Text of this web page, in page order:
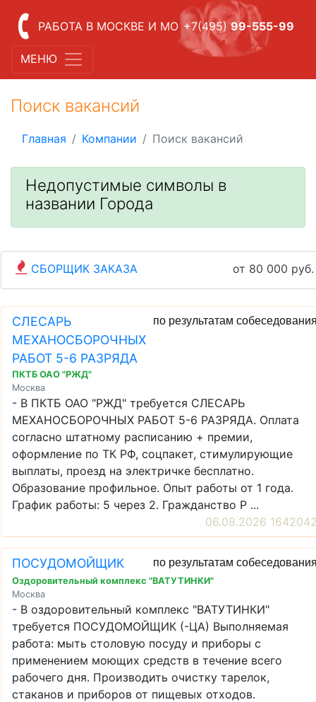
РАБОТА В МОСКВЕ И МО +7(495) 99-555-99
МЕНЮ
Поиск вакансий
Главная Компании Поиск вакансий
Недопустимые символы в
названии Города
СБОРЩИК ЗАКАЗА от 80 000 руб.
СЛЕСАРЬ
МЕХАНОСБОРОЧНЫХ
РАБОТ 5-6 РАЗРЯДА
по результатам
ПКТБ ОАО "РЖД"
Москва
- В ПКТБ ОАО "РЖД" требуется СЛЕСАРЬ
МЕХАНОСБОРОЧНЫХ РАБОТ 5-6 РАЗРЯДА. Оплата
согласно штатному расписанию + премии,
оформление по ТК РФ, соцпакет, стимулирующие
выплаты, проезд на электричке бесплатно.
Образование профильное. Опыт работы от 1 года.
График работы: 5 через 2. Гражданство Р ...
06.08.2026
ПОСУДОМОЙЩИК по результатам
Оздоровительный комплекс "ВАТУТИНКИ"
Москва
- В оздоровительный комплекс "ВАТУТИНКИ"
требуется ПОСУДОМОЙЩИК (-ЦА) Выполняемая
работа: мыть столовую посуду и приборы с
применением моющих средств в течение всего
рабочего дня. Производить очистку тарелок,
стаканов и приборов от пищевых отходов.